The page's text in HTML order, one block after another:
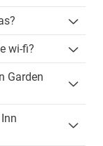
wi-fi?
Garden